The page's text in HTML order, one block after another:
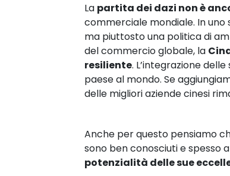
La partita dei dazi non è
commerciale mondiale. In
ma piuttosto una politica di
del commercio globale, la
resiliente. L’integrazione
paese al mondo. Se
delle migliori aziende cinesi
Anche per questo pensiamo
sono ben conosciuti e spesso
potenzialità delle sue